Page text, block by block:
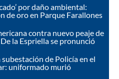
por daño ambiental:
de oro en Parque Farallones
contra nuevo peaje de
la Espriella se pronunció
de Policía en el
uniformado murió